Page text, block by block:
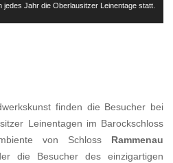
Jahr die Oberlausitzer Leinentage statt.
finden die Besucher bei
Leinentagen im Barockschloss
von Schloss Rammenau
die Besucher des einzigartigen